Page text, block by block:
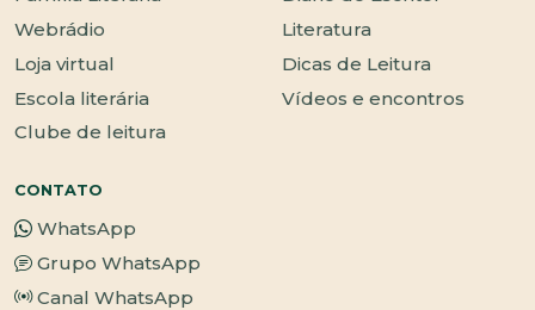
Webrádio
Loja virtual
Escola literária
Clube de leitura
Literatura
Dicas de Leitura
Vídeos e encontros
CONTATO
WhatsApp
Grupo WhatsApp
Canal WhatsApp